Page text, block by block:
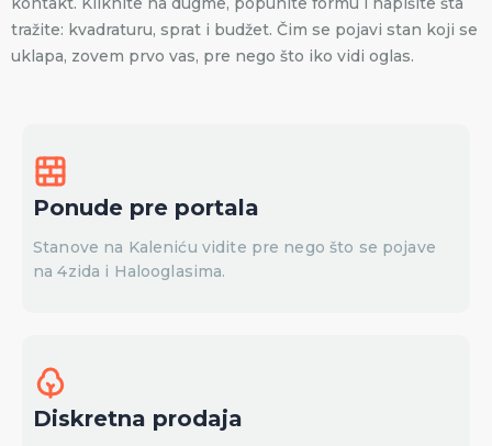
tražite: kvadraturu, sprat i budžet. Čim se pojavi stan koji se
uklapa, zovem prvo vas, pre nego što iko vidi oglas.
Ponude pre portala
Stanove na Kaleniću vidite pre nego što se pojave
na 4zida i Halooglasima.
Diskretna prodaja